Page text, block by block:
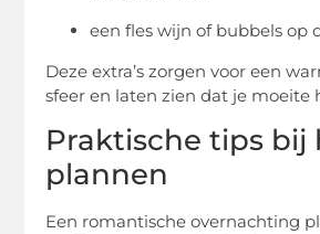
een fles wijn of bubbels op
Deze extra’s zorgen voor een
sfeer en laten zien dat je moeite
Praktische tips bij
plannen
Een romantische overnachting